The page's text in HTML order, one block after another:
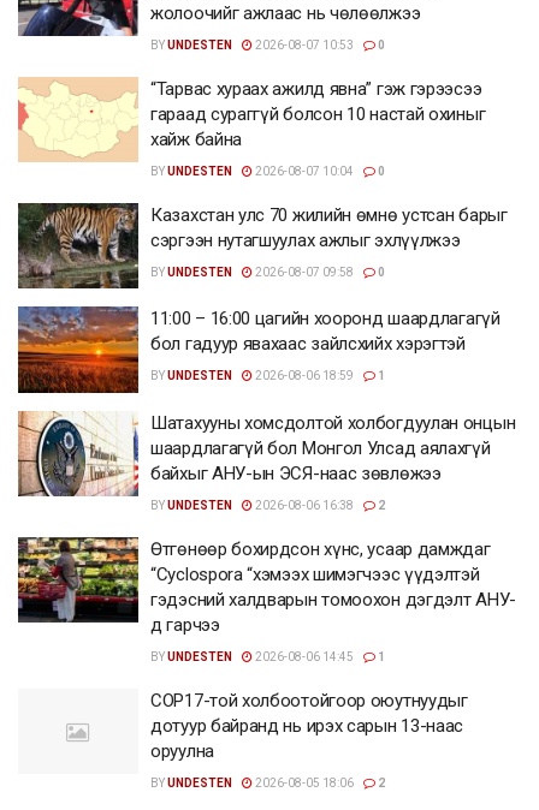
жолоочийг ажлаас нь чөлөөлжээ
BYUNDESTEN 2026-08-07 10:53 0
“Тарвас хураах ажилд явна” гэж гэрээсээ
гараад сураггүй болсон 10 настай охиныг
хайж байна
BYUNDESTEN 2026-08-07 10:04 0
Казахстан улс 70 жилийн өмнө устсан барыг
сэргээн нутагшуулах ажлыг эхлүүлжээ
BYUNDESTEN 2026-08-07 09:58 0
11:00 – 16:00 цагийн хооронд шаардлагагүй
бол гадуур явахаас зайлсхийх хэрэгтэй
BYUNDESTEN 2026-08-06 18:59 1
Шатахууны хомсдолтой холбогдуулан онцын
шаардлагагүй бол Монгол Улсад аялахгүй
байхыг АНУ-ын ЭСЯ-наас зөвлөжээ
BYUNDESTEN 2026-08-06 16:38 2
Өтгөнөөр бохирдсон хүнс, усаар дамждаг
“Cyclospora “хэмээх шимэгчээс үүдэлтэй
гэдэсний халдварын томоохон дэгдэлт АНУ-
д гарчээ
BYUNDESTEN 2026-08-06 14:45 1
COP17-той холбоотойгоор оюутнуудыг
дотуур байранд нь ирэх сарын 13-наас
оруулна
BYUNDESTEN 2026-08-05 18:06 2